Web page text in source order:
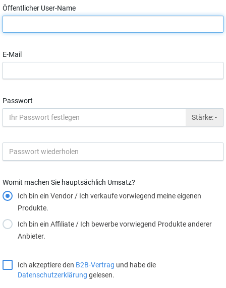
Öffentlicher User-Name
E-Mail
Passwort
Stärke:-
Womit machen Sie hauptsächlich Umsatz?
Ich bin ein Vendor / Ich verkaufe vorwiegend meine eigenen
Produkte.
Ich bin ein Affiliate / Ich bewerbe vorwiegend Produkte anderer
Anbieter.
Ich akzeptiere den B2B-Vertrag und habe die
Datenschutzerklärung gelesen.